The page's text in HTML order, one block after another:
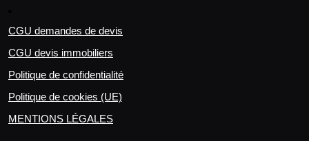
CGU demandes de devis
CGU devis immobiliers
Politique de confidentialité
Politique de cookies (UE)
MENTIONS LÉGALES